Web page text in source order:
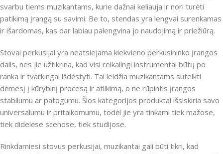
svarbu tiems muzikantams, kurie dažnai keliauja ir nori turėti
patikimą įrangą su savimi. Be to, stendas yra lengvai surenkamas
ir išardomas, kas dar labiau palengvina jo naudojimą ir priežiūrą.
Stovai perkusijai yra neatsiejama kiekvieno perkusininko įrangos
dalis, nes jie užtikrina, kad visi reikalingi instrumentai būtų po
ranka ir tvarkingai išdėstyti. Tai leidžia muzikantams sutelkti
dėmesį į kūrybinį procesą ir atlikimą, o ne rūpintis įrangos
stabilumu ar patogumu. Šios kategorijos produktai išsiskiria savo
universalumu ir pritaikomumu, todėl jie yra tinkami tiek mažose,
tiek didelėse scenose, tiek studijose.
Rinkdamiesi stovus perkusijai, muzikantai gali būti tikri, kad